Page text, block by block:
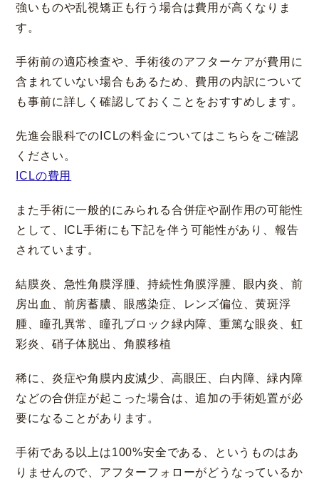
強いものや乱視矯正も行う場合は費用が高くなりま
す。
手術前の適応検査や、手術後のアフターケアが費用に
含まれていない場合もあるため、費用の内訳について
も事前に詳しく確認しておくことをおすすめします。
先進会眼科でのICLの料金についてはこちらをご確認
ください。
ICLの費用
また手術に一般的にみられる合併症や副作用の可能性
として、ICL手術にも下記を伴う可能性があり、報告
されています。
結膜炎、急性角膜浮腫、持続性角膜浮腫、眼内炎、前
房出血、前房蓄膿、眼感染症、レンズ偏位、黄斑浮
腫、瞳孔異常、瞳孔ブロック緑内障、重篤な眼炎、虹
彩炎、硝子体脱出、角膜移植
稀に、炎症や角膜内皮減少、高眼圧、白内障、緑内障
などの合併症が起こった場合は、追加の手術処置が必
要になることがあります。
手術である以上は100%安全である、というものはあ
りませんので、アフターフォローがどうなっているか